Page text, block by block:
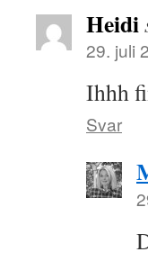
Heidi
29. juli
Ihhh
Svar